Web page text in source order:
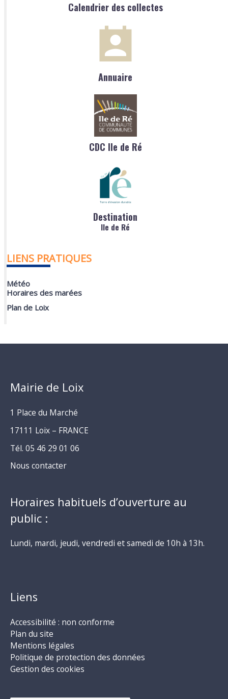
Calendrier des collectes
Annuaire
CDC Ile de Ré
Destination
Ile de Ré
LIENS PRATIQUES
Météo
Horaires des marées
Plan de Loix
Mairie de Loix
1 Place du Marché
17111 Loix – FRANCE
Tél. 05 46 29 01 06
Nous contacter
Horaires habituels d’ouverture au
public :
Lundi, mardi, jeudi, vendredi et samedi de 10h à 13h.
Liens
Accessibilité : non conforme
Plan du site
Mentions légales
Politique de protection des données
Gestion des cookies